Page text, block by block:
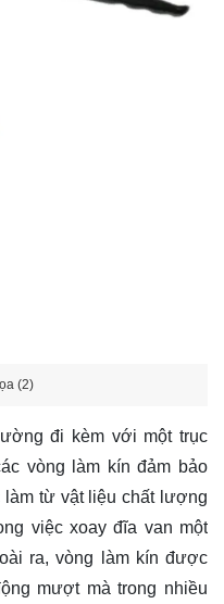
(2)
đi kèm với một trục
vòng làm kín đảm bảo
làm từ vật liệu chất lượng
việc xoay đĩa van một
ra, vòng làm kín được
mượt mà trong nhiều